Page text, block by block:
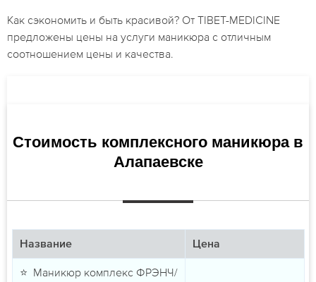
Как сэкономить и быть красивой? От TIBET-MEDICINE
предложены цены на услуги маникюра с отличным
соотношением цены и качества.
Стоимость комплексного маникюра в
Алапаевске
Название Цена
⭐ Маникюр комплекс ФРЭНЧ/